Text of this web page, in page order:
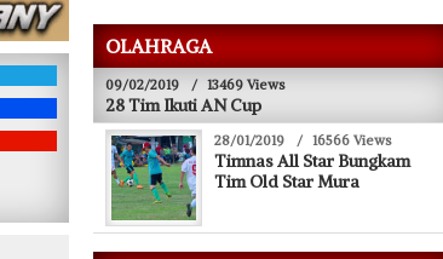
OLAHRAGA
09/02/2019 / 13469 Views
28 Tim Ikuti AN Cup
28/01/2019 / 16566 Views
Timnas All Star Bungkam
Tim Old Star Mura